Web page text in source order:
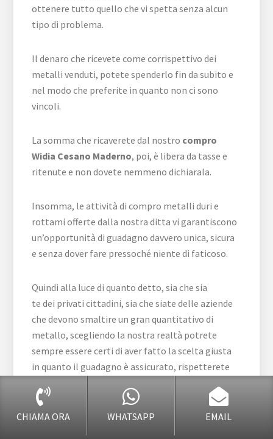
ottenere tutto quello che vi spetta senza alcun
tipo di problema.
Il denaro che ricevete come corrispettivo dei
metalli venduti, potete spenderlo fin da subito e
nel modo che preferite in quanto non ci sono
vincoli.
La somma che ricaverete dal nostro compro
Widia Cesano Maderno, poi, è libera da tasse e
ritenute e non dovete nemmeno dichiarala.
Insomma, le attività di compro metalli duri e
rottami offerte dalla nostra ditta vi garantiscono
un’opportunità di guadagno davvero unica, sicura
e senza dover fare pressoché niente di faticoso.
Quindi alla luce di quanto detto, sia che sia
te dei privati cittadini, sia che siate delle aziende
che devono smaltire un gran quantitativo di
metallo, scegliendo la nostra realtà potrete
sempre essere certi di aver fatto la scelta giusta
in quanto il guadagno è assicurato, rispetterete
essere riciclati e riutilizzati.
Come viene utilizzato il widia
CHIAMA ORA WHATSAPP EMAIL